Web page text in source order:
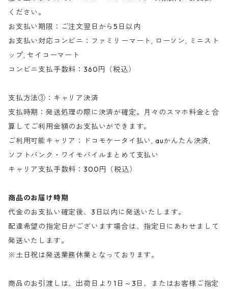
ください。
お支払い期限：ご注文翌日から5日以内
お支払い対応コンビニ：ファミリーマート, ローソン, ミニスト
ップ, セイコーマート
コンビニ支払手数料：360円（税込）
支払方法③：キャリア決済
支払時期：発送処理の際に決済が確定。月々のスマホ料金と合
算してご利用金額のお支払いができます。
ご利用可能キャリア：ドコモケータイ払い, auかんたん決済,
ソフトバンク・ワイモバイルまとめて支払い
キャリア支払手数料：300円（税込）
商品のお届け時期
代金のお支払い確定後、3日以内に発送いたします。
配達希望の指定日がございます場合は、指定日にあわせまして
発送いたします。
※土日祝は発送業務休業となっております。
商品のお引渡しは、出荷日より1日～3日、またはお客様ご指定